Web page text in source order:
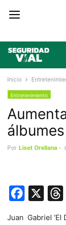
Inicio
Entretenimiento
Por Liset Orellana -
X
Juan Gabriel ‘El